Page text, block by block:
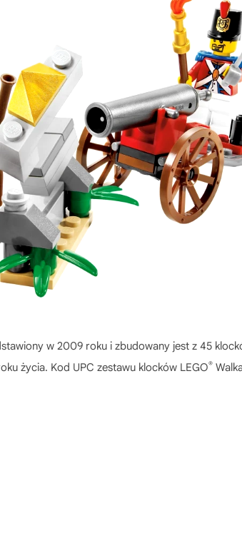
w 2009 roku i zbudowany jest z 45
życia. Kod UPC zestawu klocków LEGO®